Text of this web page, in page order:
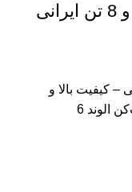
6 و 8 تن ایرانی – کیفیت بالا و
6